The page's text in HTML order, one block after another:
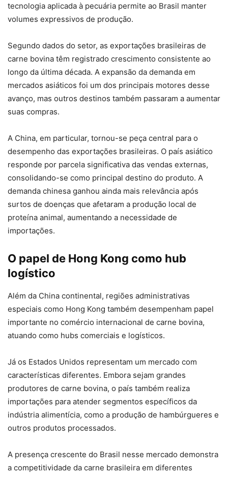
tecnologia aplicada à pecuária permite ao Brasil manter
volumes expressivos de produção.
Segundo dados do setor, as exportações brasileiras de
carne bovina têm registrado crescimento consistente ao
longo da última década. A expansão da demanda em
mercados asiáticos foi um dos principais motores desse
avanço, mas outros destinos também passaram a aumentar
suas compras.
A China, em particular, tornou-se peça central para o
desempenho das exportações brasileiras. O país asiático
responde por parcela significativa das vendas externas,
consolidando-se como principal destino do produto. A
demanda chinesa ganhou ainda mais relevância após
surtos de doenças que afetaram a produção local de
proteína animal, aumentando a necessidade de
importações.
O papel de Hong Kong como hub
logístico
Além da China continental, regiões administrativas
especiais como Hong Kong também desempenham papel
importante no comércio internacional de carne bovina,
atuando como hubs comerciais e logísticos.
Já os Estados Unidos representam um mercado com
características diferentes. Embora sejam grandes
produtores de carne bovina, o país também realiza
importações para atender segmentos específicos da
indústria alimentícia, como a produção de hambúrgueres e
outros produtos processados.
A presença crescente do Brasil nesse mercado demonstra
a competitividade da carne brasileira em diferentes